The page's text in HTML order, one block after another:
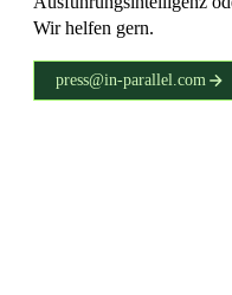
Wir helfen gern.
press@in-parallel.com